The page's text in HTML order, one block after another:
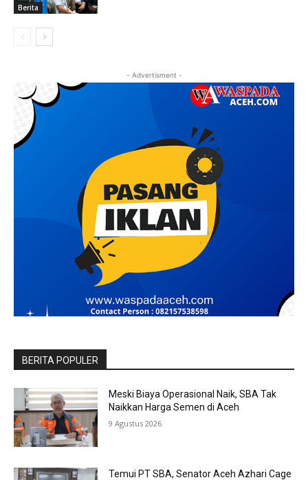
Berita
- Advertisment -
BERITA POPULER
Meski Biaya Operasional Naik, SBA Tak
Naikkan Harga Semen di Aceh
9 Agustus 2026
Temui PT SBA, Senator Aceh Azhari Cage